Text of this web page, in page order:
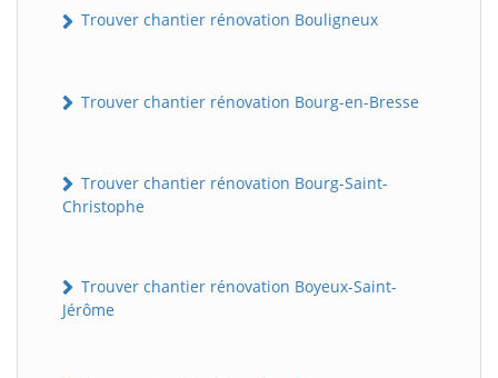
Trouver chantier rénovation Bouligneux
Trouver chantier rénovation Bourg-en-Bresse
Trouver chantier rénovation Bourg-Saint-
Christophe
Trouver chantier rénovation Boyeux-Saint-
Jérôme